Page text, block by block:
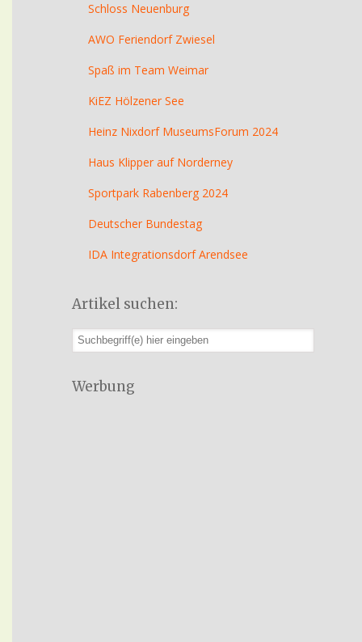
Schloss Neuenburg
AWO Feriendorf Zwiesel
Spaß im Team Weimar
KiEZ Hölzener See
Heinz Nixdorf MuseumsForum 2024
Haus Klipper auf Norderney
Sportpark Rabenberg 2024
Deutscher Bundestag
IDA Integrationsdorf Arendsee
Artikel suchen:
Werbung